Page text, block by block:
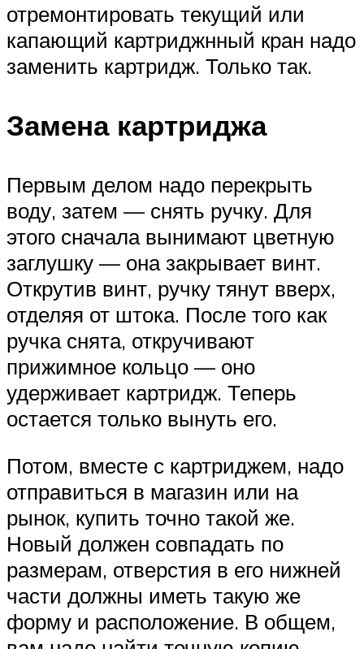
отремонтировать текущий или
капающий картриджнный кран надо
заменить картридж. Только так.
Замена картриджа
Первым делом надо перекрыть
воду, затем — снять ручку. Для
этого сначала вынимают цветную
заглушку — она закрывает винт.
Открутив винт, ручку тянут вверх,
отделяя от штока. После того как
ручка снята, откручивают
прижимное кольцо — оно
удерживает картридж. Теперь
остается только вынуть его.
Потом, вместе с картриджем, надо
отправиться в магазин или на
рынок, купить точно такой же.
Новый должен совпадать по
размерам, отверстия в его нижней
части должны иметь такую же
форму и расположение. В общем,